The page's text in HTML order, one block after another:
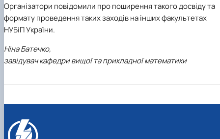
Організатори повідомили про поширення такого досвіду та
формату проведення таких заходів на інших факультетах
НУБіП України.
Ніна Батечко,
завідувач кафедри вищої та прикладної математики